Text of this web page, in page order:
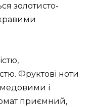
золотисто-
Фруктові ноти
і
приємний,